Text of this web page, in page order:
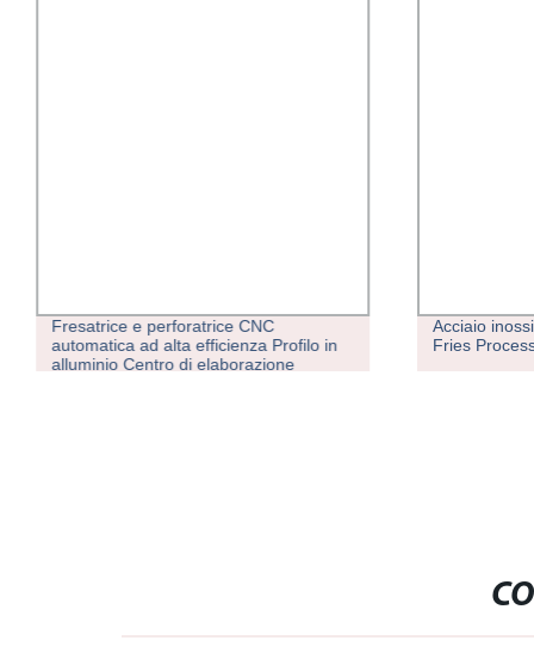
Fresatrice e perforatrice CNC
automatica ad alta efficienza Profilo in
alluminio Centro di elaborazione
Acciaio
Fries